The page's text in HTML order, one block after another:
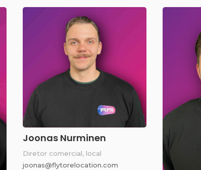
Joonas Nurminen
Diretor comercial, local
joonas@flytorelocation.com